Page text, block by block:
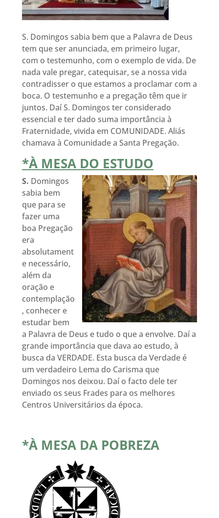
S. Domingos sabia bem que a Palavra de Deus
tem que ser anunciada, em primeiro lugar,
com o testemunho, com o exemplo de vida. De
nada vale pregar, catequisar, se a nossa vida
contradisser o que estamos a proclamar com a
boca. O testemunho e a pregação têm que ir
juntos. Daí S. Domingos ter considerado
essencial e ter dado suma importância à
Fraternidade, vivida em COMUNIDADE. Aliás
chamava à Comunidade a Santa Pregação.
*À MESA DO ESTUDO
S. Domingos
sabia bem
que para se
fazer uma
boa Pregação
era
absolutament
e necessário,
além da
oração e
contemplação
, conhecer e
estudar bem
a Palavra de Deus e tudo o que a envolve. Daí a
grande importância que dava ao estudo, à
busca da VERDADE. Esta busca da Verdade é
um verdadeiro Lema do Carisma que
Domingos nos deixou. Daí o facto dele ter
enviado os seus Frades para os melhores
Centros Universitários da época.
*À MESA DA POBREZA